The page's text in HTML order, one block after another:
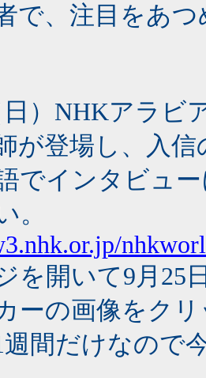
で、注目をあ
日）NHKアラビ
が登場し、入
でインタビュ
。
を開いて9月25
ーの画像をク
週間だけなので